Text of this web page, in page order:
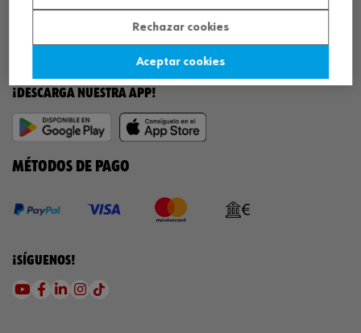
¡DESCARGA NUESTRA APP!
MÉTODOS DE PAGO
¡SÍGUENOS!
Rechazar cookies
Aceptar cookies